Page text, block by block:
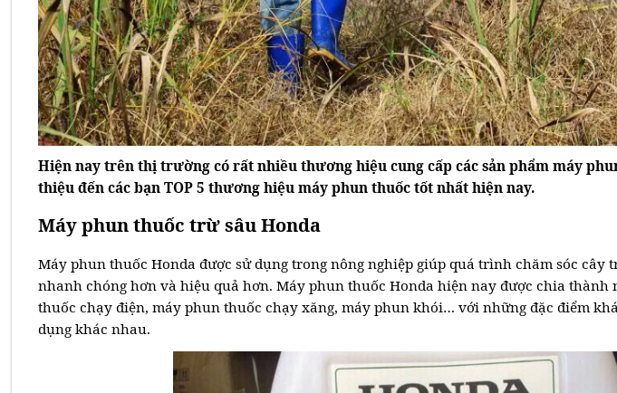
Hiện nay trên thị trường có rất nhiều thương hiệu cung cấp các sản phẩm máy
thiệu đến các bạn TOP 5 thương hiệu máy phun thuốc tốt nhất hiện nay.
Máy phun thuốc trừ sâu Honda
Máy phun thuốc Honda được sử dụng trong nông nghiệp giúp quá trình chăm sóc cây
nhanh chóng hơn và hiệu quả hơn. Máy phun thuốc Honda hiện nay được chia
thuốc chạy điện, máy phun thuốc chạy xăng, máy phun khói… với những đặc điểm
dụng khác nhau.